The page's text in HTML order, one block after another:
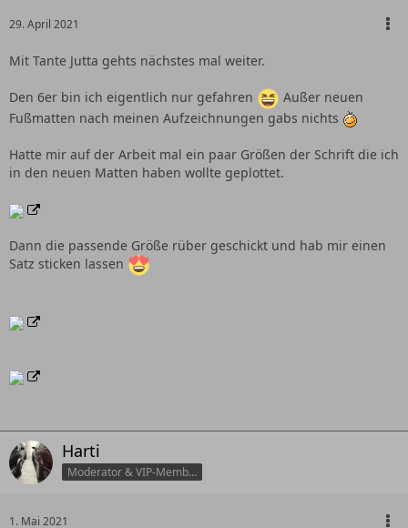
29. April 2021
Mit Tante Jutta gehts nächstes mal weiter.
Den 6er bin ich eigentlich nur gefahren
Außer neuen
Fußmatten nach meinen Aufzeichnungen gabs nichts
Hatte mir auf der Arbeit mal ein paar Größen der Schrift die ich
in den neuen Matten haben wollte geplottet.
Dann die passende Größe rüber geschickt und hab mir einen
Satz sticken lassen
Harti
Moderator & VIP-Member
1. Mai 2021